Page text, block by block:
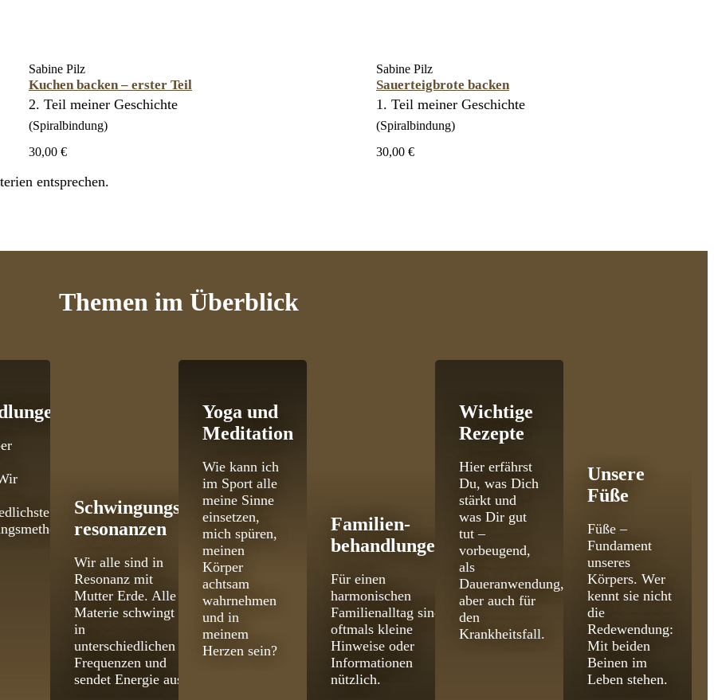
Sabine Pilz
Kuchen backen – erster Teil
2. Teil meiner Geschichte
(Spiralbindung)
30,00 €
Sabine Pilz
Sauerteigbrote backen
1. Teil meiner Geschichte
(Spiralbindung)
30,00 €
entsprechen.
Themenim Überblick
Schwingungs­
resonanzen
Wir alle sind in
Resonanz mit
Mutter Erde. Alle
Materie schwingt
in
unterschiedlichen
Frequenzen und
sendet Energie aus.
Yoga und
Meditation
Wie kann ich
im Sport alle
meine Sinne
einsetzen,
mich spüren,
meinen
Körper
achtsam
wahrnehmen
und in
meinem
Herzen sein?
Familien­
behandlungen
Für einen
harmonischen
Familienalltag sind
oftmals kleine
Hinweise oder
Informationen
nützlich.
Wichtige
Rezepte
Hier erfährst
Du, was Dich
stärkt und
was Dir gut
tut –
vorbeugend,
als
Daueranwendung,
aber auch für
den
Krankheitsfall.
Unsere
Füße
Füße –
Fundament
unseres
Körpers. Wer
kennt sie nicht
die
Redewendung:
Mit beiden
Beinen im
Leben stehen.